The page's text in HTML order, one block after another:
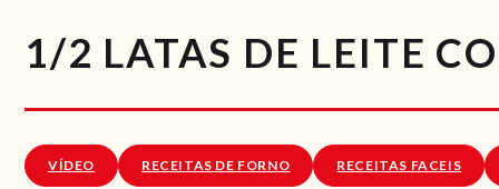
1/2 LATAS DE LEITE
VÍDEO RECEITAS DE FORNO RECEITAS FACEIS